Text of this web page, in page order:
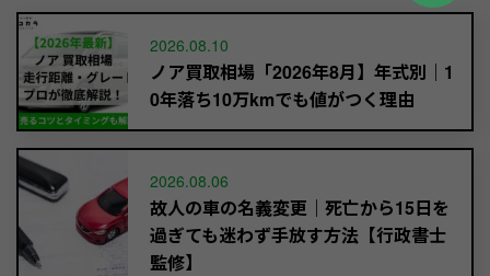
2026.08.10
ノア買取相場「2026年8月】年式別｜1
0年落ち10万kmでも値がつく理由
2026.08.06
故人の車の名義変更｜死亡から15日を
過ぎても迷わず手放す方法【行政書士
監修】